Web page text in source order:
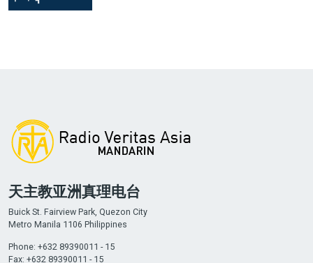
天主教亚洲真理电台
Buick St. Fairview Park, Quezon City
Metro Manila 1106 Philippines
Phone: +632 89390011 - 15
Fax: +632 89390011 - 15